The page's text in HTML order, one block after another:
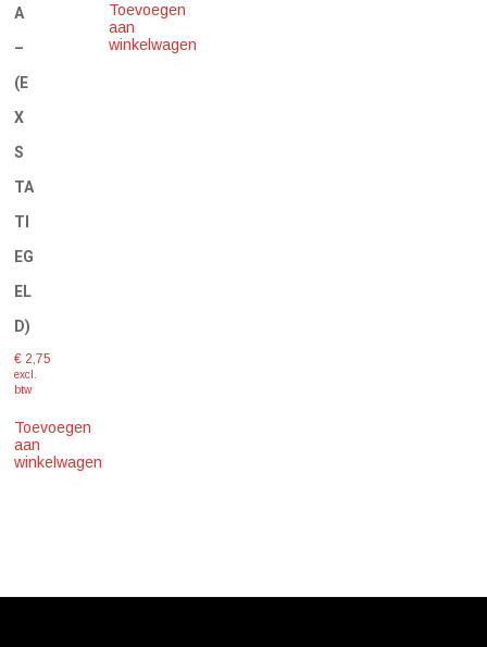
A
–
(E
X
S
TA
TI
EG
EL
D)
€ 2,75
excl.
btw
Toevoegen
aan
winkelwagen
Toevoegen
aan
winkelwagen